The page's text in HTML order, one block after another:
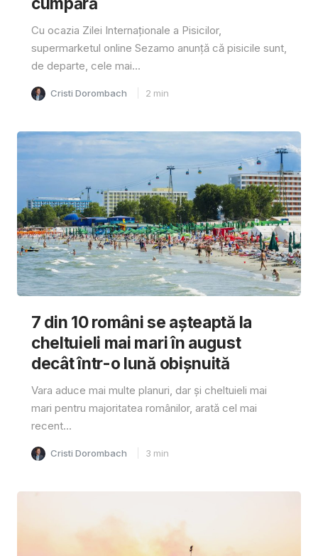
Cu ocazia Zilei Internaționale a Pisicilor,
supermarketul online Sezamo anunță că pisicile sunt,
de departe, cele mai...
Cristi Dorombach 2 min
7 din 10 români se așteaptă la
cheltuieli mai mari în august
decât într-o lună obișnuită
Vara aduce mai multe planuri, dar și cheltuieli mai
mari pentru majoritatea românilor, arată cel mai
recent...
Cristi Dorombach 3 min